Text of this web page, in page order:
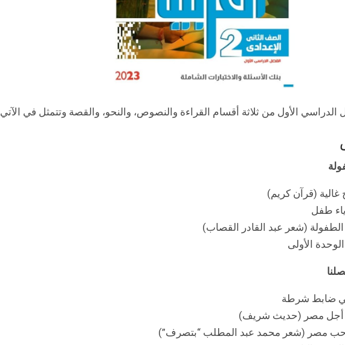
الأول من ثلاثة أقسام القراءة والنصوص، والنحو، والقصة وتتمثل في الآتي
غالية (قرآن كريم)
طفل
(شعر عبد القادر القصاب)
الأولى
ضابط شرطة
أجل مصر (حديث شريف)
حب مصر (شعر محمد عبد المطلب “بتصرف”)